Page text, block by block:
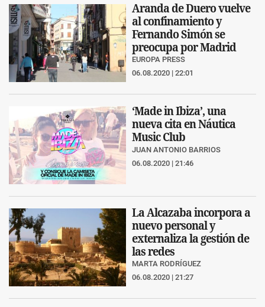
Aranda de Duero vuelve
al confinamiento y
Fernando Simón se
preocupa por Madrid
EUROPA PRESS
06.08.2020 | 22:01
‘Made in Ibiza’, una
nueva cita en Náutica
Music Club
JUAN ANTONIO BARRIOS
06.08.2020 | 21:46
La Alcazaba incorpora a
nuevo personal y
externaliza la gestión de
las redes
MARTA RODRÍGUEZ
06.08.2020 | 21:27